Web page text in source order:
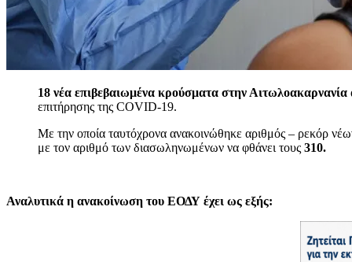
18 νέα επιβεβαιωμένα κρούσματα στην Αιτωλοακαρνανία
επιτήρησης της COVID-19.
Με την οποία ταυτόχρονα ανακοινώθηκε αριθμός – ρεκόρ
με τον αριθμό των διασωληνωμένων να φθάνει τους 310.
Αναλυτικά η ανακοίνωση του ΕΟΔΥ έχει ως εξής: